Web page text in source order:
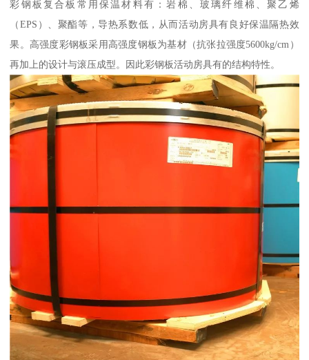
彩钢板复合板常用保温材料有：岩棉、玻璃纤维棉、聚乙烯
（EPS）、聚酯等，导热系数低，从而活动房具有良好保温隔热效
果。高强度彩钢板采用高强度钢板为基材（抗张拉强度5600kg/cm）
再加上的设计与滚压成型。因此彩钢板活动房具有的结构特性。